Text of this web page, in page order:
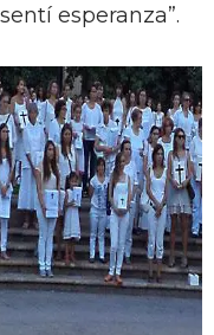
esperanza”.